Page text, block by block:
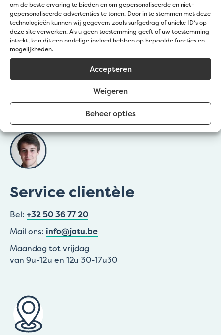
om de beste ervaring te bieden en om gepersonaliseerde en niet-
gepersonaliseerde advertenties te tonen. Door in te stemmen met deze
technologieën kunnen wij gegevens zoals surfgedrag of unieke ID's op
deze site verwerken. Als u geen toestemming geeft of uw toestemming
intrekt, kan dit een nadelige invloed hebben op bepaalde functies en
mogelijkheden.
Accepteren
Weigeren
Beheer opties
Spécifications
Poids spécifique 1100 kg/m³
Beige, Brun
Bordure de plantes, Bordure
ornementale, Sentiers, Terrasses
Service clientèle
Bel: +32 50 36 77 20
Mail ons: info@jatu.be
Maandag tot vrijdag
van 9u-12u en 12u 30-17u30